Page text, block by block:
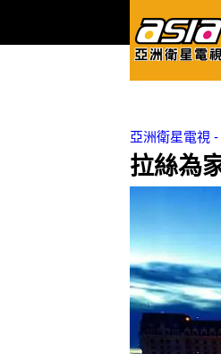
亞洲衛星電視
拉絲為